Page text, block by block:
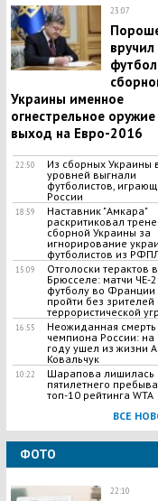
23:07
вручил
Украины именное
огнестрельное оружие
выход на Евро-2016
22:50
Из сборных Украины
уровней выгнали
футболистов,
России
18:59
Наставник "Амкара"
раскритиковал
сборной Украины за
игнорирование
футболистов из
15:09
Отголоски терактов в
Брюсселе: матчи ЧЕ-
футболу во Франции
пройти без зрителей
террористической
16:55
Неожиданная смерть
чемпиона России: на
году ушел из жизни
Ковальчук
10:22
Шарапова лишилась
пятилетнего
топ-10 рейтинга WTA
ВСЕ
ФОТО
22:10